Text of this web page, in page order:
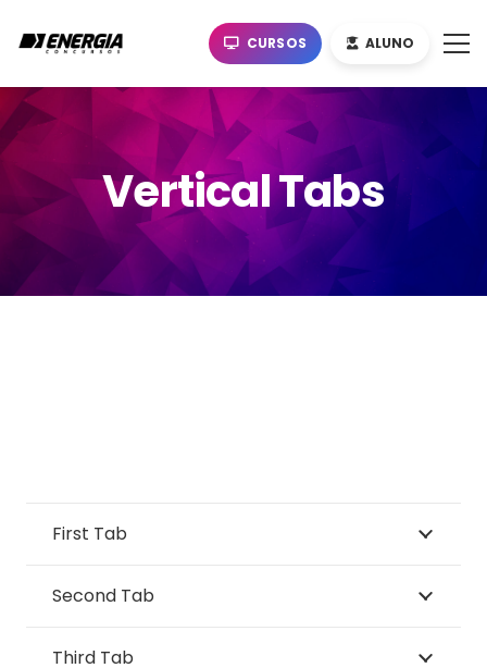
CURSOS ALUNO
Vertical Tabs
First Tab
Second Tab
Third Tab